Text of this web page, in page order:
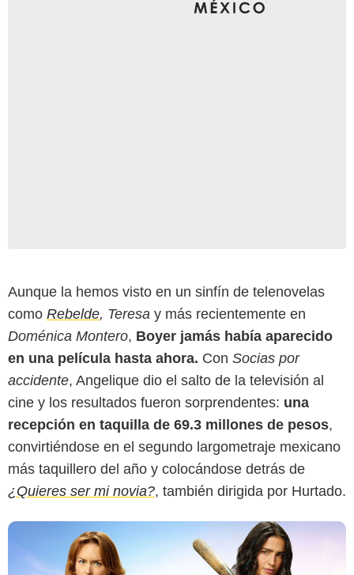
Aunque la hemos visto en un sinfín de telenovelas
como Rebelde, Teresa y más recientemente en
Doménica Montero, Boyer jamás había aparecido
en una película hasta ahora. Con Socias por
accidente, Angelique dio el salto de la televisión al
cine y los resultados fueron sorprendentes: una
recepción en taquilla de 69.3 millones de pesos,
convirtiéndose en el segundo largometraje mexicano
más taquillero del año y colocándose detrás de
¿Quieres ser mi novia?, también dirigida por Hurtado.
Videocine